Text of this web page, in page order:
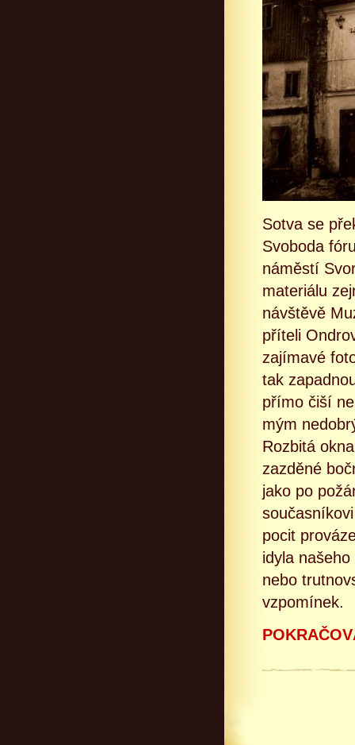
Sotva se
Svoboda
náměstí
materiálu
návštěvě
příteli
zajímavé
tak
přímo čiší
mým
Rozbitá
zazděné
jako po
pocit
idyla
nebo
vzpomínek.